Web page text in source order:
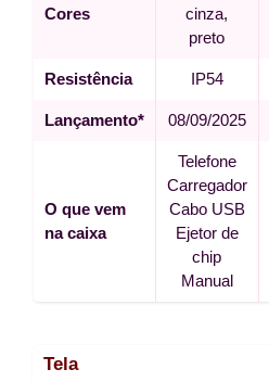
Cores
cinza,
preto
Resistência IP54
Lançamento* 08/09/2025
O que vem
na caixa
Telefone
Carregador
Cabo USB
Ejetor de
chip
Manual
Tela